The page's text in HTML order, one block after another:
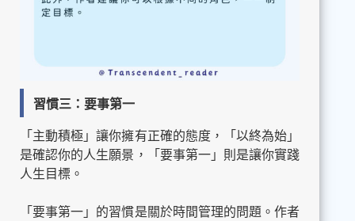
習慣三：要事第一
「主動積極」讓你擁有正確的態度，「以終為始」
是確認你的人生願景，「要事第一」則是讓你實踐
人生目標。
「要事第一」的習慣是關於時間管理的問題。作者